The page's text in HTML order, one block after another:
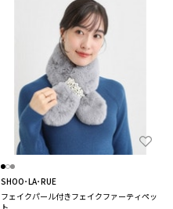
SHOO･LA･RUE
フェイクパール付きフェイクファーティペッ